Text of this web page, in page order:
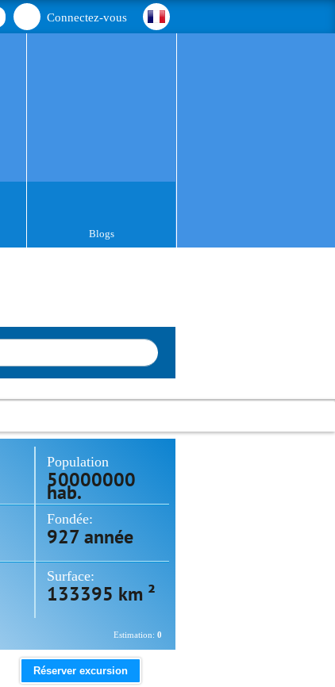
Connectez-vous
Blogs
Population
50000000
hab.
Fondée:
927 année
Surface:
133395 km ²
Estimation: 0
Réserver excursion